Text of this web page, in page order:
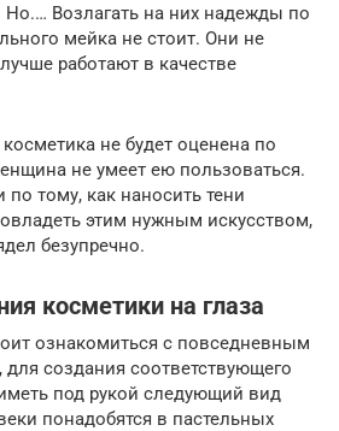
Но.… Возлагать на них надежды по
мейка не стоит. Они не
работают в качестве
не будет оценена по
не умеет ею пользоваться.
тому, как наносить тени
этим нужным искусством,
безупречно.
косметики на глаза
ознакомиться с повседневным
создания соответствующего
под рукой следующий вид
понадобятся в пастельных